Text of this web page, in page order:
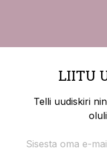
LIITU
Telli uudiskiri